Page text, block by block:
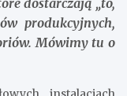
dostarczają „to,
produkcyjnych,
Mówimy tu o